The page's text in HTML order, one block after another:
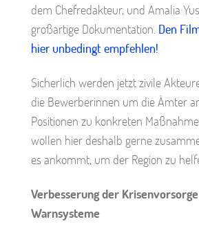
dem Chefredakteur, und Amalia
großartige Dokumentation. Den
hier unbedingt empfehlen!
Sicherlich werden jetzt zivile
die Bewerberinnen um die Ämter
Positionen zu konkreten
wollen hier deshalb gerne
es ankommt, um der Region zu
Verbesserung der
Warnsysteme